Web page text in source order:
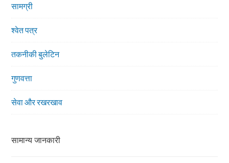
सामग्री
श्वेत पत्र
तकनीकी बुलेटिन
गुणवत्ता
सेवा और रखरखाव
सामान्य जानकारी